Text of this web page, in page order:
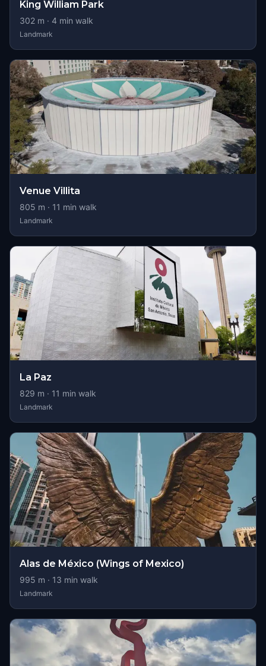
King William Park
302 m · 4 min walk
Landmark
Venue Villita
805 m · 11 min walk
Landmark
La Paz
829 m · 11 min walk
Landmark
Alas de México (Wings of Mexico)
995 m · 13 min walk
Landmark